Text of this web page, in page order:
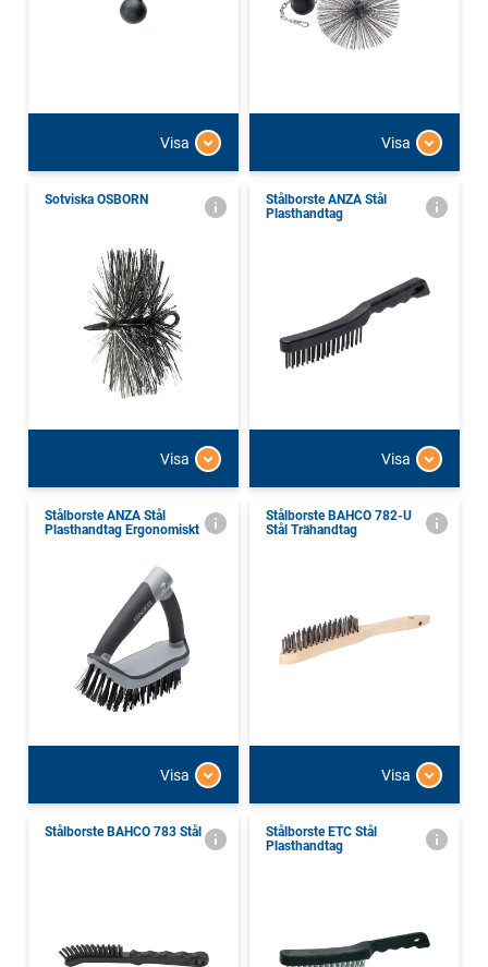
Visa Visa
Sotviska OSBORN
Visa
Stålborste ANZA Stål
Plasthandtag
Visa
Stålborste ANZA Stål
Plasthandtag Ergonomiskt
Visa
Stålborste BAHCO 782-U
Stål Trähandtag
Visa
Stålborste BAHCO 783 Stål
Stålborste ETC Stål
Plasthandtag